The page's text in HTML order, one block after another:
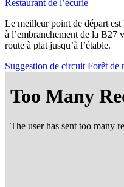
Res­tau­rant de l’écurie
Le meilleur point de départ
à l’embranchement de la B27
route à plat jus­qu’à l’étable.
Sug­ges­tion de cir­cuit Forêt de